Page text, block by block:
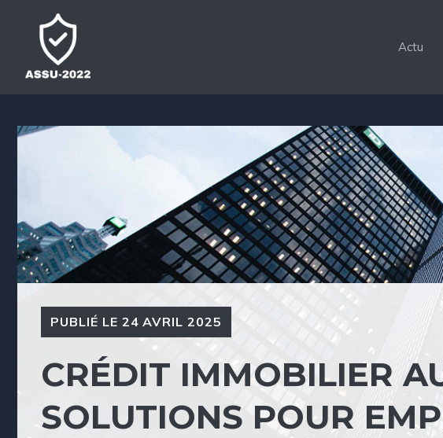
contenu
Actu
PUBLIÉ LE 24 AVRIL 2025
CRÉDIT IMMOBILIER
SOLUTIONS POUR